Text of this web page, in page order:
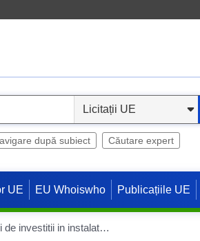
după subiect Căutare expert
UE EU Whoiswho Publicațiile UE
,,Elaborarea serviciilor de proiectare (SF+PTh+CS+DTAC) privind lucrari de investitii in instalatiile electrice de medie si joasa tensiune din zona Moldovei – 4 loturi”